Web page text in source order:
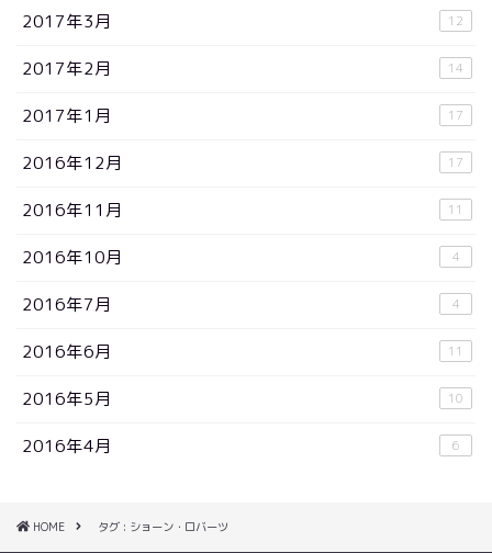
2017年3月 12
2017年2月 14
2017年1月 17
2016年12月 17
2016年11月 11
2016年10月 4
2016年7月 4
2016年6月 11
2016年5月 10
2016年4月 6
HOME タグ : ショーン・ロバーツ